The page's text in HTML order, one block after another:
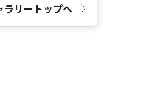
ラリートップへ